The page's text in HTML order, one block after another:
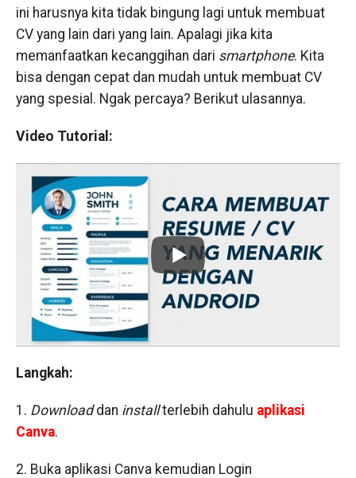
ini harusnya kita tidak bingung lagi untuk membuat
CV yang lain dari yang lain. Apalagi jika kita
memanfaatkan kecanggihan dari smartphone. Kita
bisa dengan cepat dan mudah untuk membuat CV
yang spesial. Ngak percaya? Berikut ulasannya.
Video Tutorial:
Langkah:
1. Downloaddan installterlebih dahulu aplikasi
Canva.
2. Buka aplikasi Canva kemudian Login